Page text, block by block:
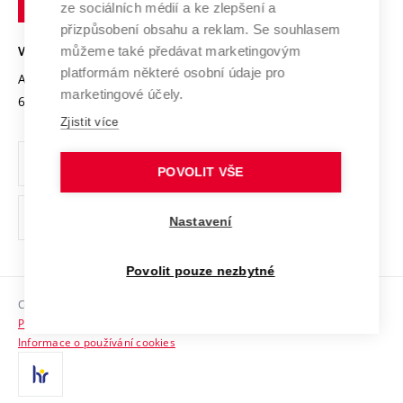
Open Science
Projekty
Projekty ze strukturálních fondů
Specifický výzkum
Mezinárodní dohody
Univerzitní sítě
Bezpečná univerzita
Vyznamenání
Organizační struktura
Ochrana osobních údajů
odkaz)
Sociální bezpečí
HR Award
Kontakty
VYSOKÉ UČENÍ TECHNICKÉ V BRNĚ
Antonínská 548/1
602 00 Brno
www.vut.cz
vut@vutbr.cz
Copyright © 2026 VUT
Prohlášení o přístupnosti
Informace o používání cookies
ze sociálních médií a ke zlepšení a
přizpůsobení obsahu a reklam. Se souhlasem
můžeme také předávat marketingovým
platformám některé osobní údaje pro
marketingové účely.
Zjistit více
POVOLIT VŠE
Nastavení
Povolit pouze nezbytné